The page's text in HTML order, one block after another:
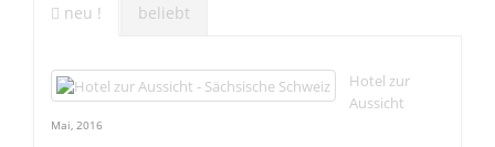
neu ! beliebt
Hotel zur
Aussicht
Mai, 2016